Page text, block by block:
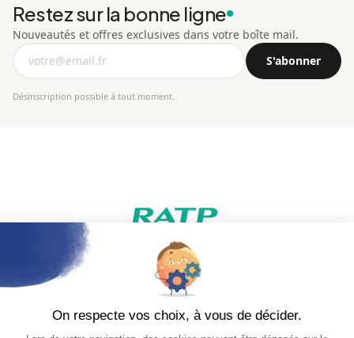
Restez sur la bonne ligne
Nouveautés et offres exclusives dans votre boîte mail.
Adresse
e-
mail
S'abonner
Désinscription possible à tout moment.
Mode
Informations
Mon compte